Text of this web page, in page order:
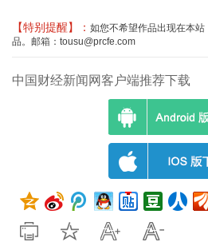
【特别提醒】： 如您不希望作品出现在本
品。邮箱：tousu@prcfe.com
中国财经新闻网客户端推荐下载